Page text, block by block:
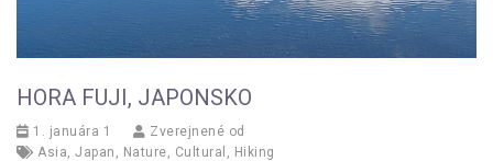
HORA FUJI, JAPONSKO
1. januára 1
Zverejnené od
Asia, Japan , Nature, Cultural , Hiking